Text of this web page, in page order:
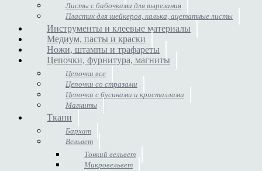
Листы с бабочками для вырезания
Пластик для шейкеров, калька, ацетатные листы
Инструменты и клеевые материалы
Медиум, пасты и краски
Ножи, штампы и трафареты
Цепочки, фурнитура, магниты
Цепочки все
Цепочки со стразами
Цепочки с бусинами и кристаллами
Магниты
Ткани
Бархат
Вельвет
Тонкий вельвет
Микровельвет